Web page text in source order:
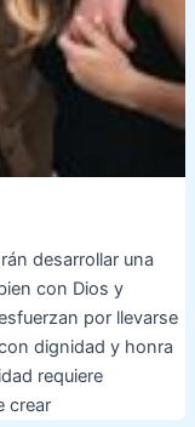
desarrollar una
con Dios y
por llevarse
dignidad y honra
requiere
crear